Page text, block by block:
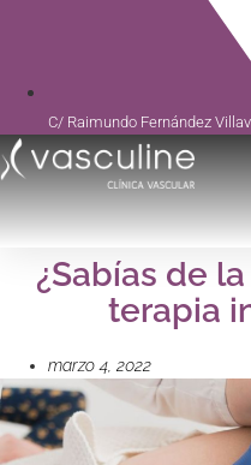
C/ Raimundo Fernández
¿Sabías de
terapia
marzo 4, 2022